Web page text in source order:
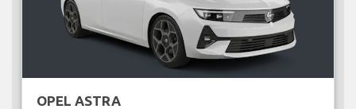
OPEL ASTRA